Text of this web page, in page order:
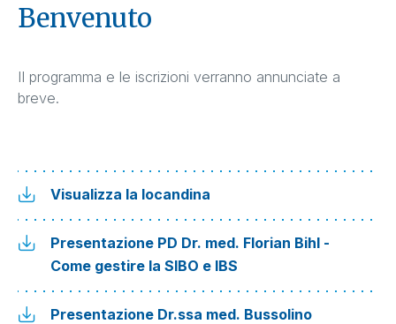
Benvenuto
Il programma e le iscrizioni verranno annunciate a
breve.
Visualizza la locandina
Presentazione PD Dr. med. Florian Bihl -
Come gestire la SIBO e IBS
Presentazione Dr.ssa med. Bussolino